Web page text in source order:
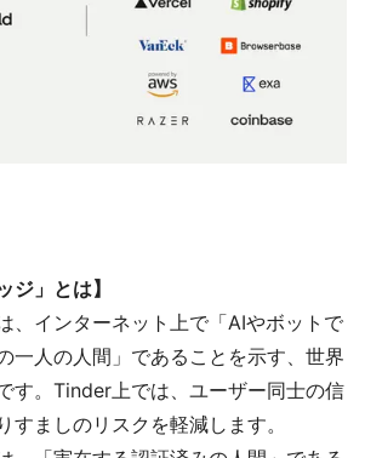
ジ」とは】
、インターネット上で「AIやボットで
一人の人間」であることを示す、世界
す。Tinder上では、ユーザー同士の信
すましのリスクを軽減します。